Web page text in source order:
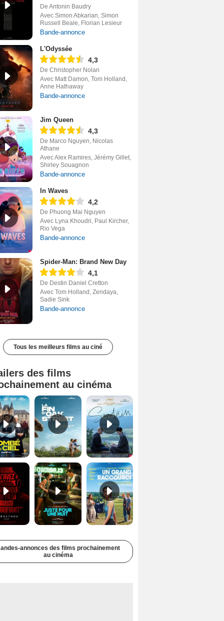
De Antonin Baudry
Avec Simon Abkarian, Simon
Russell Beale, Florian Lesieur
Bande-annonce
L'Odyssée
4,3
De Christopher Nolan
Avec Matt Damon, Tom Holland,
Anne Hathaway
Bande-annonce
Jim Queen
4,3
De Marco Nguyen, Nicolas
Athane
Avec Alex Ramires, Jérémy Gillet,
Shirley Souagnon
Bande-annonce
In Waves
4,2
De Phuong Mai Nguyen
Avec Lyna Khoudri, Paul Kircher,
Rio Vega
Bande-annonce
Spider-Man: Brand New Day
4,1
De Destin Daniel Cretton
Avec Tom Holland, Zendaya,
Sadie Sink
Bande-annonce
Tous les meilleurs films au ciné
des films
au cinéma
Tombé du ciel Bande-annonce VF La fin d’Oak Street Bande-annonce VO STFR
Undertone Bande-annonce VO STFR Juste pour une nuit Bande-annonce VO STFR Un grand raccourci Bande-annonce VF
annonces des films prochainement
au cinéma